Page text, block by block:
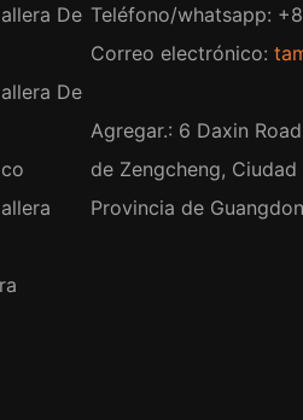
De
De
Teléfono/whatsapp:
Correo electrónico:
Agregar.: 6 Daxin
de Zengcheng,
Provincia de